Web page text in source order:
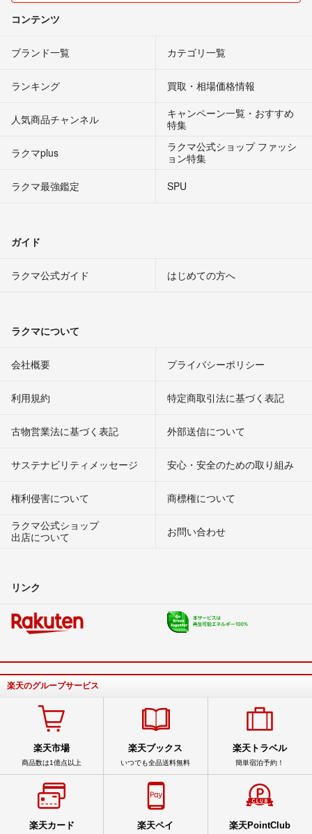
コンテンツ
ブランド一覧 カテゴリ一覧
ランキング 買取・相場価格情報
人気商品チャンネル
キャンペーン一覧・おすすめ
特集
ラクマplus
ラクマ公式ショップ ファッシ
ョン特集
ラクマ最強鑑定
SPU
ガイド
ラクマ公式ガイド はじめての方へ
ラクマについて
会社概要 プライバシーポリシー
利用規約 特定商取引法に基づく表記
古物営業法に基づく表記 外部送信について
サステナビリティメッセージ 安心・安全のための取り組み
権利侵害について
商標権について
ラクマ公式ショップ
出店について
お問い合わせ
リンク
楽天のグループサービス
楽天市場
商品数は1億点以上
楽天ブックス
いつでも全品送料無料
楽天トラベル
簡単宿泊予約！
楽天カード 楽天ペイ 楽天PointClub